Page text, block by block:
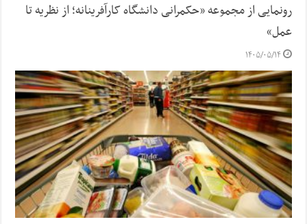
رونمایی از مجموعه «حکمرانی دانشگاه کارآفرینانه؛ از نظریه تا
عمل»
۱۴۰۵/۰۵/۱۴